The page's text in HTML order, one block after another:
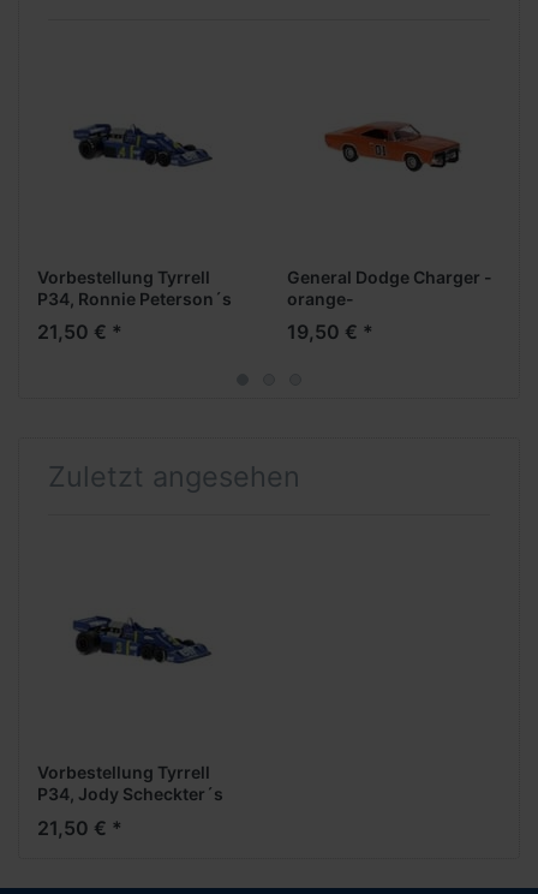
Vorbestellung Tyrrell
P34, Ronnie Peterson´s
"4" 1976 ***Neuheiten
Februar 2026***
21,50 € *
General Dodge Charger -
orange-
19,50 € *
Zuletzt angesehen
Vorbestellung Tyrrell
P34, Jody Scheckter´s
Februar 2026***
21,50 € *